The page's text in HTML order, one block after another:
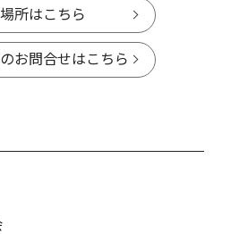
所はこちら
お問合せはこちら